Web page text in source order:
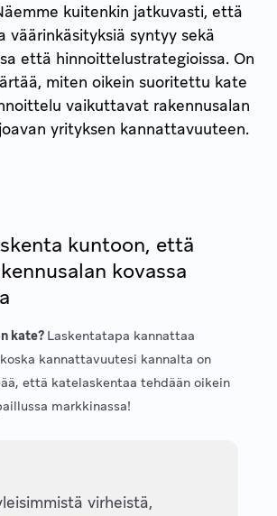
kuitenkin jatkuvasti, että
väärinkäsityksiä syntyy sekä
että hinnoittelustrategioissa. On
miten oikein suoritettu kate
vaikuttavat rakennusalan
yrityksen kannattavuuteen.
kuntoon, että
kovassa
kate? Laskentatapa kannattaa
kannattavuutesi kannalta on
että katelaskentaa tehdään oikein
markkinassa!
virheistä,